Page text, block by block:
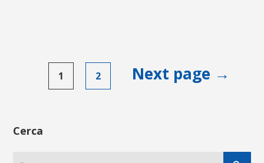
Paginazione
degli
1 2 Next page →
Cerca